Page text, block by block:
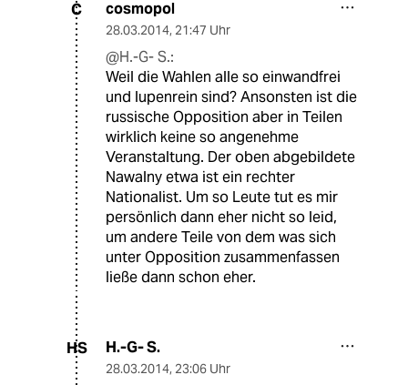
C cosmopol
28.03.2014, 21:47 Uhr
@H.-G- S.:
Weil die Wahlen alle so einwandfrei
und lupenrein sind? Ansonsten ist die
russische Opposition aber in Teilen
wirklich keine so angenehme
Veranstaltung. Der oben abgebildete
Nawalny etwa ist ein rechter
Nationalist. Um so Leute tut es mir
persönlich dann eher nicht so leid,
um andere Teile von dem was sich
unter Opposition zusammenfassen
ließe dann schon eher.
HS H.-G- S.
28.03.2014, 23:06 Uhr